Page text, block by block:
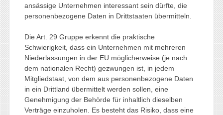
ansässige Unternehmen interessant sein dürfte, die
personenbezogene Daten in Drittstaaten übermitteln.
Die Art. 29 Gruppe erkennt die praktische
Schwierigkeit, dass ein Unternehmen mit mehreren
Niederlassungen in der EU möglicherweise (je nach
dem nationalen Recht) gezwungen ist, in jedem
Mitgliedstaat, von dem aus personenbezogene Daten
in ein Drittland übermittelt werden sollen, eine
Genehmigung der Behörde für inhaltlich dieselben
Verträge einzuholen. Es besteht das Risiko, dass eine